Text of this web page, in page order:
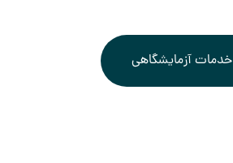
خدمات آزمایشگاهی